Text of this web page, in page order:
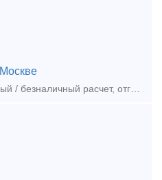
Москве
продам: Рукав р17б наличный / безналичный расчет, отгрузка в день оплаты , доставка любой транспортной по РФ и КЗ, а так же другеи запчасти в наличии и под заказ Наши контакты: тел.: 891247394